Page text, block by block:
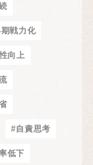
戦力化
向上
#自責思考
低下